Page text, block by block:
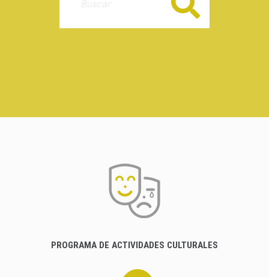
Buscar
PROGRAMA DE ACTIVIDADES CULTURALES